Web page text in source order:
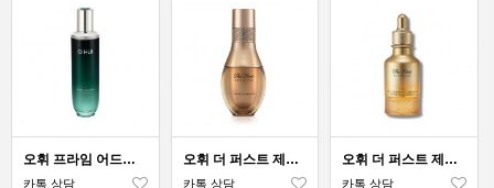
오휘 프라임 어드밴서 프리 에센스
카톡 상담
오휘 더 퍼스트 제너츄어 심
카톡 상담
오휘 더 퍼스트 제너츄어 셀 부스팅 앰풀 하이드레이팅
카톡 상담